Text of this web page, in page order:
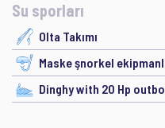
Su sporları
Olta Takımı
Maske şnorkel
Dinghy with 20 Hp